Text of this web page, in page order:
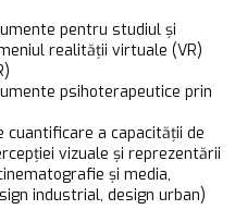
pentru studiul și
realității virtuale (VR)
psihoterapeutice prin
a capacității de
vizuale și reprezentării
și media,
industrial, design urban)